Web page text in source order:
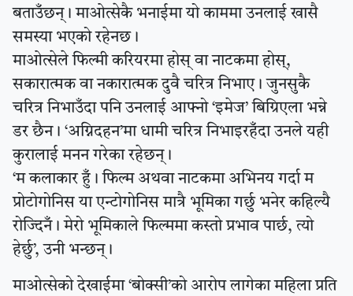
बताउँछन् । माओत्सेकै भनाईमा यो काममा उनलाई खासै
समस्या भएको रहेनछ ।
माओत्सेले फिल्मी करियरमा होस् वा नाटकमा होस्,
सकारात्मक वा नकारात्मक दुवै चरित्र निभाए । जुनसुकै
चरित्र निभाउँदा पनि उनलाई आफ्नो ‘इमेज’ बिग्रिएला भन्ने
डर छैन । ‘अग्निदहन’मा धामी चरित्र निभाइरहँदा उनले यही
कुरालाई मनन गरेका रहेछन् ।
‘म कलाकार हुँ । फिल्म अथवा नाटकमा अभिनय गर्दा म
प्रोटोगोनिस या एन्टोगोनिस मात्रै भूमिका गर्छु भनेर कहिल्यै
रोज्दिनँ । मेरो भूमिकाले फिल्ममा कस्तो प्रभाव पार्छ, त्यो
हेर्छु’, उनी भन्छन् ।
माओत्सेको देखाईमा ‘बोक्सी’को आरोप लागेका महिला प्रति